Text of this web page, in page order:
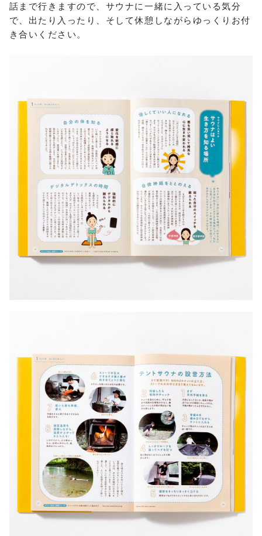
話まで行きますので、サウナに一緒に入っている気分
で、出たり入ったり、そして休憩しながらゆっくりお付
き合いください。